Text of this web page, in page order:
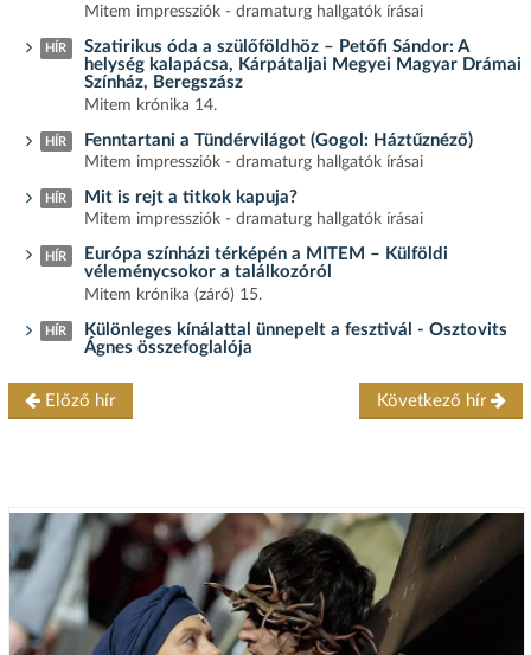
Mitem impressziók - dramaturg hallgatók írásai
HÍR
Szatirikus óda a szülőföldhöz – Petőfi Sándor: A
helység kalapácsa, Kárpátaljai Megyei Magyar Drámai
Színház, Beregszász
Mitem krónika 14.
HÍR Fenntartani a Tündérvilágot (Gogol: Háztűznéző)
Mitem impressziók - dramaturg hallgatók írásai
HÍR Mit is rejt a titkok kapuja?
Mitem impressziók - dramaturg hallgatók írásai
HÍR
Európa színházi térképén a MITEM – Külföldi
véleménycsokor a találkozóról
Mitem krónika (záró) 15.
HÍR
Különleges kínálattal ünnepelt a fesztivál - Osztovits
Ágnes összefoglalója
Előző hír Következő hír